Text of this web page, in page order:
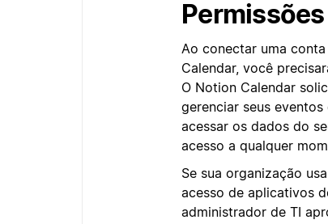
Ao conectar uma
Calendar, você
O Notion Calendar
gerenciar seus
acessar os dados do
acesso a qualquer
Se sua organização
acesso de aplicativos
administrador de TI